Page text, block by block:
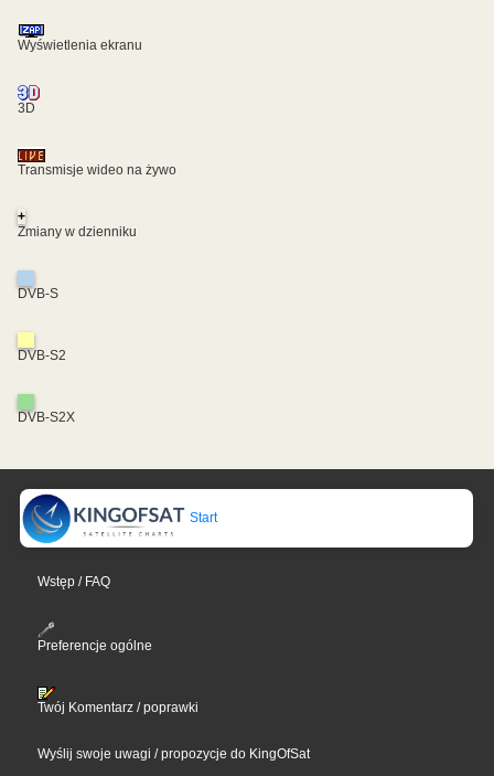
Wyświetlenia ekranu
3D
Transmisje wideo na żywo
+
Zmiany w dzienniku
DVB-S
DVB-S2
DVB-S2X
Start
Wstęp / FAQ
Preferencje ogólne
Twój Komentarz / poprawki
Wyślij swoje uwagi / propozycje do KingOfSat